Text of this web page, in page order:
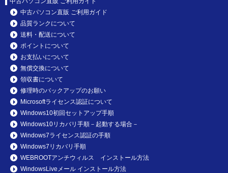
中古パソコン直販 ご利用ガイド
品質ランクについて
送料・配送について
ポイントについて
お支払いについて
無償交換について
領収書について
修理時のバックアップのお願い
Microsoftライセンス認証について
Windows10初回セットアップ手順
Windows10リカバリ手順－起動する場合－
Windows7ライセンス認証の手順
Windows7リカバリ手順
WEBROOTアンチウィルス インストール方法
WindowsLiveメール インストール方法